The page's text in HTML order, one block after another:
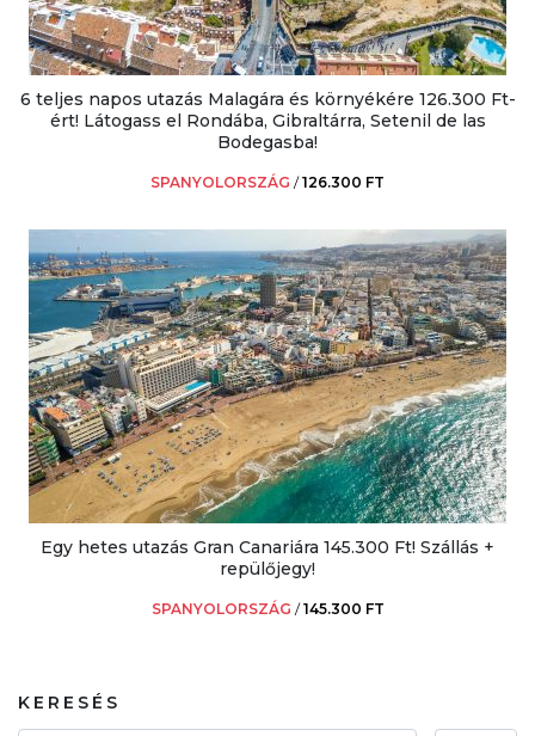
6 teljes napos utazás Malagára és környékére 126.300 Ft-
ért! Látogass el Rondába, Gibraltárra, Setenil de las
Bodegasba!
SPANYOLORSZÁG /126.300 FT
Egy hetes utazás Gran Canariára 145.300 Ft! Szállás +
repülőjegy!
SPANYOLORSZÁG /145.300 FT
KERESÉS